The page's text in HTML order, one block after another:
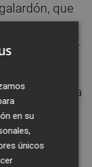
que
Valor.
Estrategia
de
y las
en su
únicos